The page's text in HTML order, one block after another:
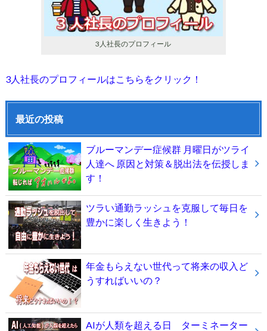
3人社長のプロフィール
3人社長のプロフィールはこちらをクリック！
最近の投稿
ブルーマンデー症候群 月曜日がツライ
人達へ 原因と対策＆脱出法を伝授しま
す！
ツラい通勤ラッシュを克服して毎日を
豊かに楽しく生きよう！
年金もらえない世代って将来の収入ど
うすればいいの？
AIが人類を超える日 ターミネーター